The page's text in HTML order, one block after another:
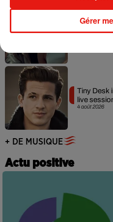
Benny
Becky G
4 août 2026
Tiny Desk
live
+ DE MUSIQUE
Actu positive
Gérer